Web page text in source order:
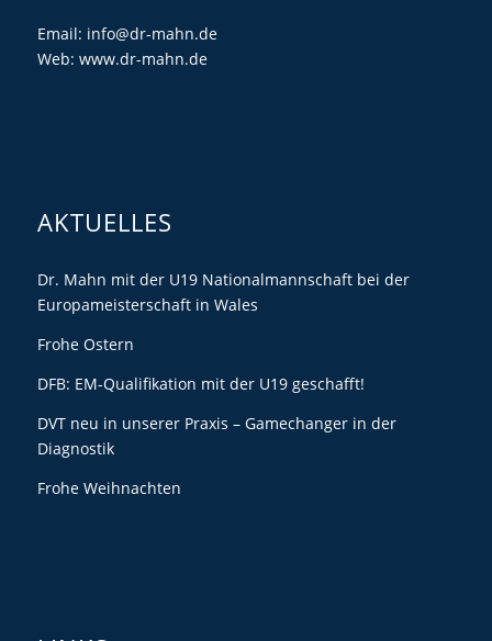
Email: info@dr-mahn.de
Web: www.dr-mahn.de
AKTUELLES
Dr. Mahn mit der U19 Nationalmannschaft bei der
Europameisterschaft in Wales
Frohe Ostern
DFB: EM-Qualifikation mit der U19 geschafft!
DVT neu in unserer Praxis – Gamechanger in der
Diagnostik
Frohe Weihnachten